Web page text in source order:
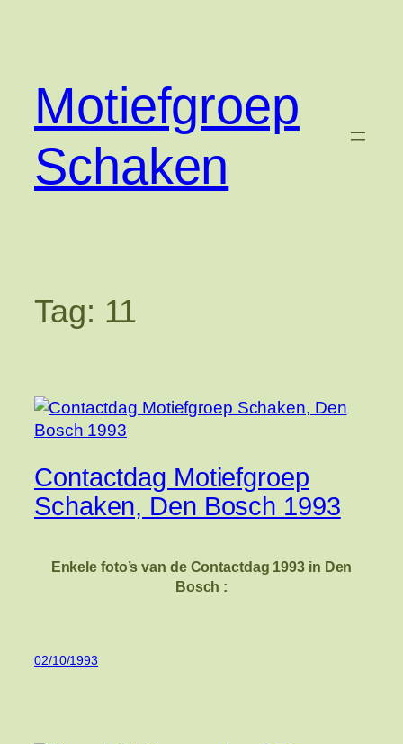
inhoudMotiefgroep
Schaken
Tag: 11
Contactdag Motiefgroep
Schaken, Den Bosch 1993
Enkele foto’s van de Contactdag 1993 in Den
Bosch :
02/10/1993